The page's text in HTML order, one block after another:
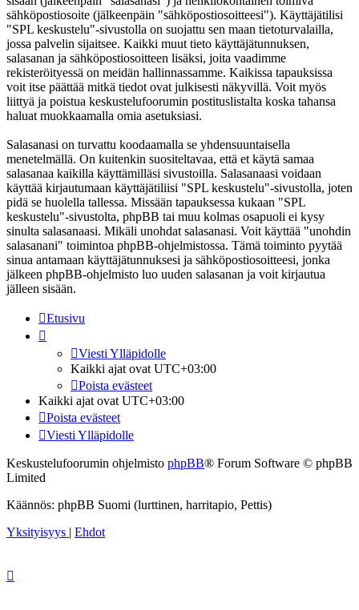
sähköpostiosoite (jälkeenpäin "sähköpostiosoitteesi"). Käyttäjätilisi
"SPL keskustelu"-sivustolla on suojattu sen maan tietoturvalailla,
jossa palvelin sijaitsee. Kaikki muut tieto käyttäjätunnuksen,
salasanan ja sähköpostiosoitteen lisäksi, joita vaadimme
rekisteröityessä on meidän hallinnassamme. Kaikissa tapauksissa
voit itse päättää mitkä tiedot ovat julkisesti näkyvillä. Voit myös
liittyä ja poistua keskustelufoorumin postituslistalta koska tahansa
haluat muokkaamalla omia asetuksiasi.
Salasanasi on turvattu koodaamalla se yhdensuuntaisella
menetelmällä. On kuitenkin suositeltavaa, että et käytä samaa
salasanaa kaikilla käyttämilläsi sivustoilla. Salasanaasi voidaan
käyttää kirjautumaan käyttäjätiliisi "SPL keskustelu"-sivustolla, joten
pidä se huolella tallessa. Missään tapauksessa kukaan "SPL
keskustelu"-sivustolta, phpBB tai muu kolmas osapuoli ei kysy
sinulta salasanaasi. Mikäli unohdat salasanasi. Voit käyttää "unohdin
salasanani" toimintoa phpBB-ohjelmistossa. Tämä toiminto pyytää
sinua antamaan käyttäjätunnuksesi ja sähköpostiosoitteesi, jonka
jälkeen phpBB-ohjelmisto luo uuden salasanan ja voit kirjautua
jälleen sisään.
Etusivu
Viesti Ylläpidolle
Kaikki ajat ovat UTC+03:00
Poista evästeet
Kaikki ajat ovat UTC+03:00
Poista evästeet
Viesti Ylläpidolle
Keskustelufoorumin ohjelmisto phpBB® Forum Software © phpBB
Limited
Käännös: phpBB Suomi (lurttinen, harritapio, Pettis)
Yksityisyys | Ehdot